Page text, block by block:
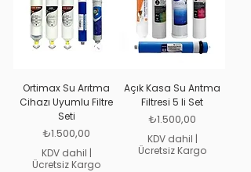
Ortimax Su Arıtma
Cihazı Uyumlu Filtre
Seti
Fiyat
₺1.500,00
KDV dahil |
Ücretsiz Kargo
Açık Kasa Su Arıtma
Filtresi 5 li Set
Fiyat
₺1.500,00
KDV dahil |
Ücretsiz Kargo